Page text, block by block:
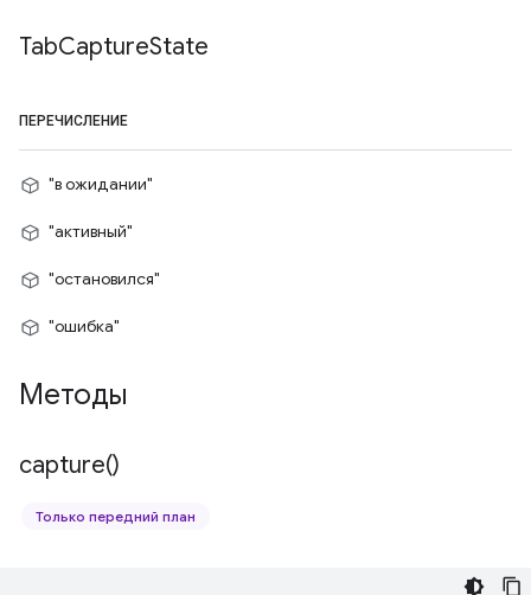
TabCaptureState
ПЕРЕЧИСЛЕНИЕ
"в ожидании"
"активный"
"остановился"
"ошибка"
Методы
capture()
Только передний план